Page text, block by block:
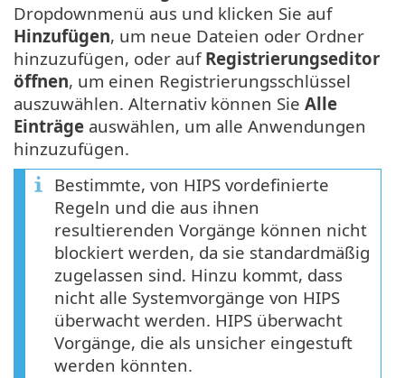
Dropdownmenü aus und klicken Sie auf
Hinzufügen, um neue Dateien oder Ordner
hinzuzufügen, oder auf Registrierungseditor
öffnen, um einen Registrierungsschlüssel
auszuwählen. Alternativ können Sie Alle
Einträge auswählen, um alle Anwendungen
hinzuzufügen.
Bestimmte, von HIPS vordefinierte
Regeln und die aus ihnen
resultierenden Vorgänge können nicht
blockiert werden, da sie standardmäßig
zugelassen sind. Hinzu kommt, dass
nicht alle Systemvorgänge von HIPS
überwacht werden. HIPS überwacht
Vorgänge, die als unsicher eingestuft
werden könnten.